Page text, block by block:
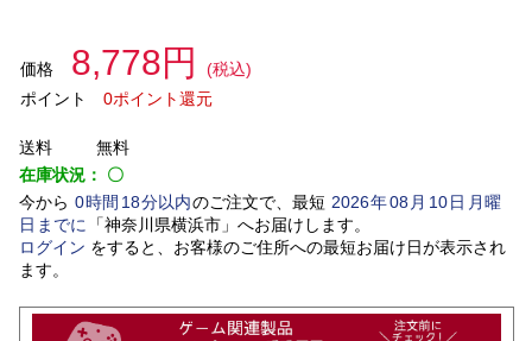
価格 8,778円
(税込)
ポイント
0ポイント還元
送料
無料
在庫状況： 〇
今から 0時間 18分以内のご注文で、最短 2026年08 月 10日月曜
日 までに 「神奈川県横浜市」 へお届けします。
ログイン をすると、お客様のご住所への最短お届け日が表示され
ます。